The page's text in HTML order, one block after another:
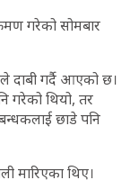
गरेको सोमबार
दाबी गर्दै आएको छ।
गरेको थियो, तर
छाडे पनि
मारिएका थिए।